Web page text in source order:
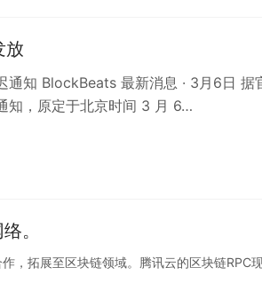
放
通知 BlockBeats 最新消息 · 3月6日 据
知，原定于北京时间 3 月 6…
。
，拓展至区块链领域。腾讯云的区块链RPC